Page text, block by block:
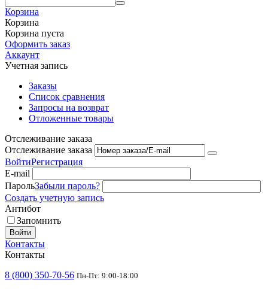
Корзина
Корзина
Корзина пуста
Оформить заказ
Аккаунт
Учетная запись
Заказы
Список сравнения
Запросы на возврат
Отложенные товары
Отслеживание заказа
Отслеживание заказа
ВойтиРегистрация
E-mail
ПарольЗабыли пароль?
Создать учетную запись
Антибот
Запомнить
Войти
Контакты
Контакты
8 (800) 350-70-56 Пн-Пт: 9:00-18:00